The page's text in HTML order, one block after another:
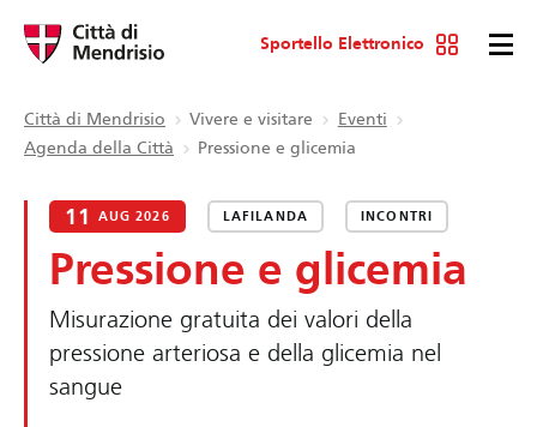
Sportello Elettronico
Città di Mendrisio Vivere e visitare
Eventi
Agenda della Città
Pressione e glicemia
11 AUG 2026 LAFILANDA INCONTRI
Pressione e glicemia
Misurazione gratuita dei valori della
pressione arteriosa e della glicemia nel
sangue